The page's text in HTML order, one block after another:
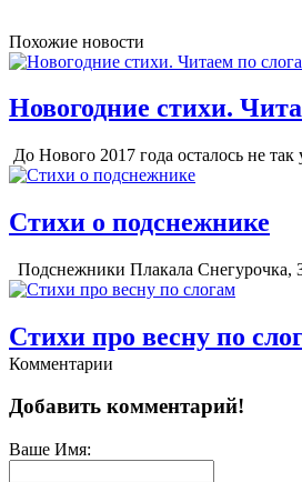
Похожие новости
Новогодние стихи.
До Нового 2017 года осталось не
Стихи о подснежнике
Подснежники Плакала Снегурочка,
Стихи про весну по
Коротенькие стихи
Комментарии
Добавить комментарий!
Ваше Имя: